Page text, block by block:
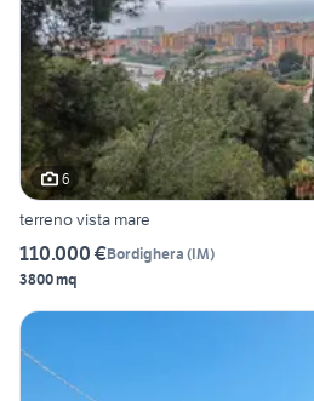
6
terreno vista mare
110.000 €Bordighera (IM)
3800 mq